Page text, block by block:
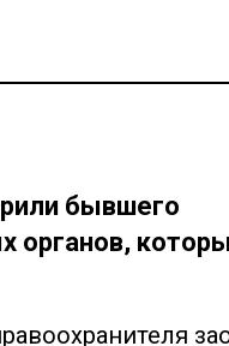
бывшего
органов,